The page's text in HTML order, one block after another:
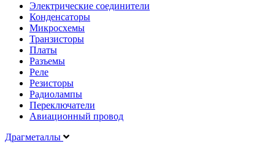
Электрические соединители
Конденсаторы
Микросхемы
Транзисторы
Платы
Разъемы
Реле
Резисторы
Радиолампы
Переключатели
Авиационный провод
Драгметаллы